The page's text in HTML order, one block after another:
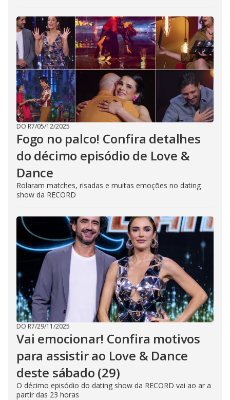
DO R7/05/12/2025
Fogo no palco! Confira detalhes
do décimo episódio de Love &
Dance
Rolaram matches, risadas e muitas emoções no dating
show da RECORD
DO R7/29/11/2025
Vai emocionar! Confira motivos
para assistir ao Love & Dance
deste sábado (29)
O décimo episódio do dating show da RECORD vai ao ar a
partir das 23 horas